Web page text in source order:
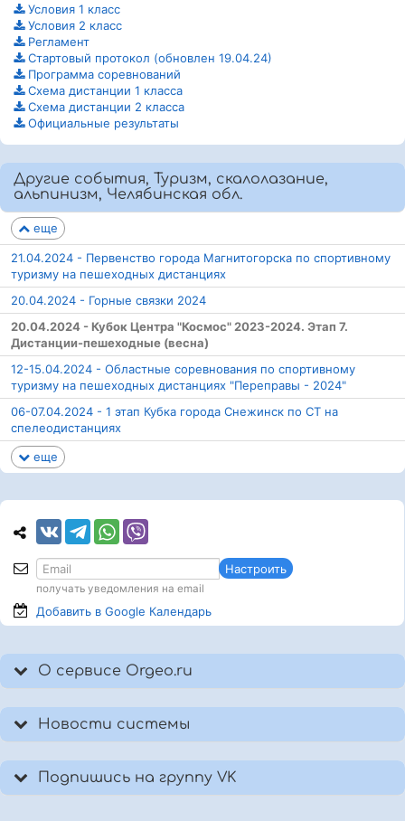
Условия 1 класс
Условия 2 класс
Регламент
Стартовый протокол (обновлен 19.04.24)
Программа соревнований
Схема дистанции 1 класса
Схема дистанции 2 класса
Официальные результаты
Другие события, Туризм, скалолазание,
альпинизм, Челябинская обл.
еще
21.04.2024 - Первенство города Магнитогорска по спортивному
туризму на пешеходных дистанциях
20.04.2024 - Горные связки 2024
20.04.2024 - Кубок Центра "Космос" 2023-2024. Этап 7.
Дистанции-пешеходные (весна)
12-15.04.2024 - Областные соревнования по спортивному
туризму на пешеходных дистанциях "Переправы - 2024"
06-07.04.2024 - 1 этап Кубка города Снежинск по СТ на
спелеодистанциях
еще
Настроить
получать уведомления на email
Добавить в Google Календарь
О сервисе Orgeo.ru
Новости системы
Подпишись на группу VK